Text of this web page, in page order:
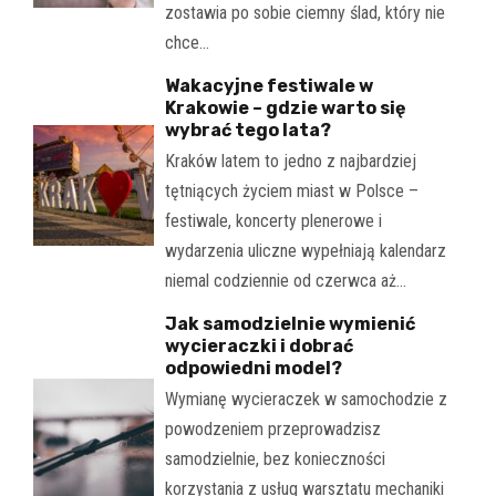
zostawia po sobie ciemny ślad, który nie
chce…
Wakacyjne festiwale w
Krakowie – gdzie warto się
wybrać tego lata?
Kraków latem to jedno z najbardziej
tętniących życiem miast w Polsce –
festiwale, koncerty plenerowe i
wydarzenia uliczne wypełniają kalendarz
niemal codziennie od czerwca aż…
Jak samodzielnie wymienić
wycieraczki i dobrać
odpowiedni model?
Wymianę wycieraczek w samochodzie z
powodzeniem przeprowadzisz
samodzielnie, bez konieczności
korzystania z usług warsztatu mechaniki